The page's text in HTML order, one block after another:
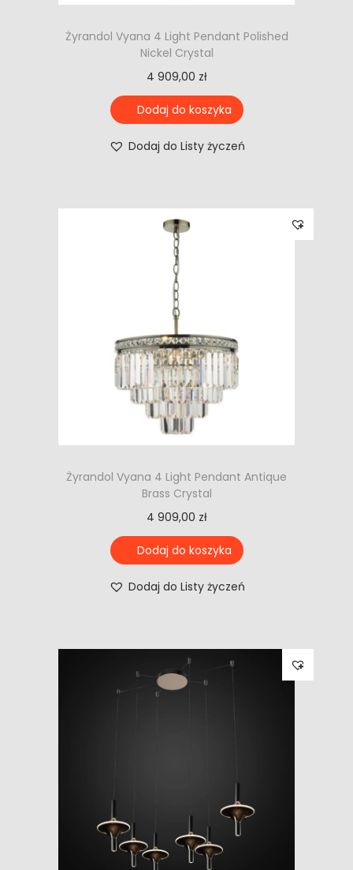
Żyrandol Vyana 4 Light Pendant Polished
Nickel Crystal
4 909,00 zł
Dodaj do koszyka
Dodaj do Listy życzeń
Żyrandol Vyana 4 Light Pendant Antique
Brass Crystal
4 909,00 zł
Dodaj do koszyka
Dodaj do Listy życzeń